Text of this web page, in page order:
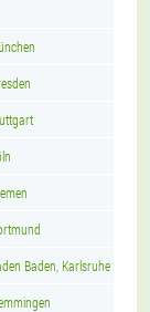
Baden, Karlsruhe